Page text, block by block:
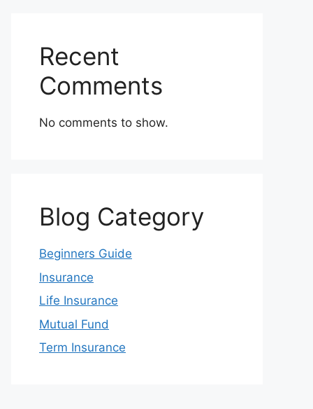
Recent
Comments
No comments to show.
Blog Category
Beginners Guide
Insurance
Life Insurance
Mutual Fund
Term Insurance